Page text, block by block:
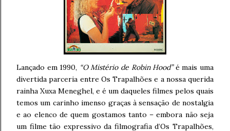
Lançado em 1990, “O Mistério de Robin Hood”é mais uma
divertida parceria entre Os Trapalhões e a nossa querida
rainha Xuxa Meneghel, e é um daqueles filmes pelos quais
temos um carinho imenso graças à sensação de nostalgia
e ao elenco de quem gostamos tanto – embora não seja
um filme tão expressivo da filmografia d’Os Trapalhões,